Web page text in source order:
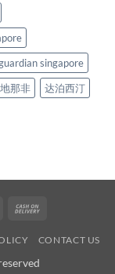
singapore
那非 达泊西汀
MasterCard
Delivery
CONTACT US